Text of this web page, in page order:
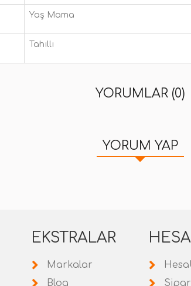
Yaş Mama
Tahıllı
YORUMLAR (0)
YORUM YAP
EKSTRALAR
Markalar
Blog